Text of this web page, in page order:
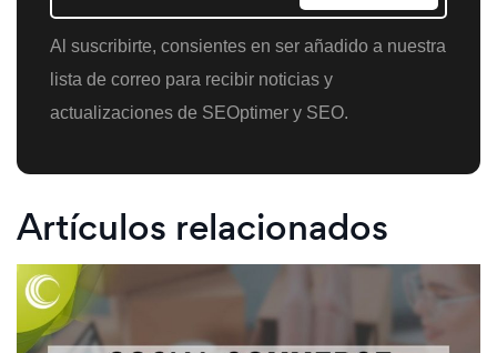
Al suscribirte, consientes en ser añadido a nuestra
lista de correo para recibir noticias y
actualizaciones de SEOptimer y SEO.
Artículos relacionados